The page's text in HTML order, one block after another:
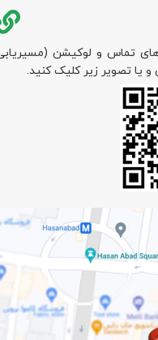
تماس و لوکیشن
یا تصویر زیر کلیک کنید.